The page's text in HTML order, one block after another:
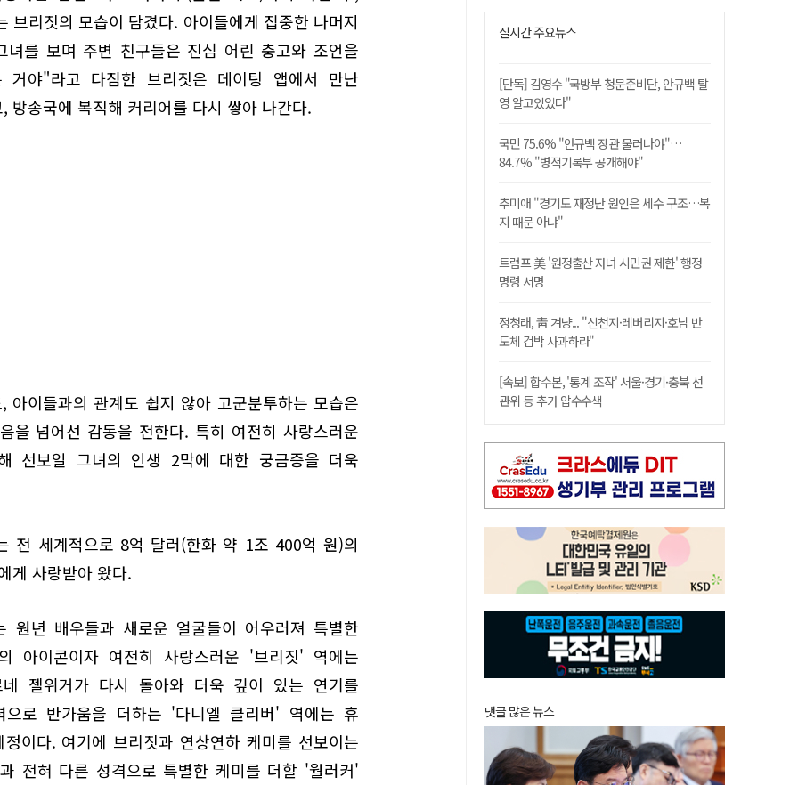
브리짓의 모습이 담겼다. 아이들에게 집중한 나머지
를 보며 주변 친구들은 진심 어린 충고와 조언을
야"라고 다짐한 브리짓은 데이팅 앱에서 만난
방송국에 복직해 커리어를 다시 쌓아 나간다.
아이들과의 관계도 쉽지 않아 고군분투하는 모습은
을 넘어선 감동을 전한다. 특히 여전히 사랑스러운
선보일 그녀의 인생 2막에 대한 궁금증을 더욱
전 세계적으로 8억 달러(한화 약 1조 400억 원)의
게 사랑받아 왔다.
원년 배우들과 새로운 얼굴들이 어우러져 특별한
아이콘이자 여전히 사랑스러운 '브리짓' 역에는
젤위거가 다시 돌아와 더욱 깊이 있는 연기를
으로 반가움을 더하는 '다니엘 클리버' 역에는 휴
이다. 여기에 브리짓과 연상연하 케미를 선보이는
전혀 다른 성격으로 특별한 케미를 더할 '월러커'
실시간 주요뉴스
[단독] 김영수 "국방부 청문준비단, 안규백 탈
영 알고있었다"
국민 75.6% "안규백 장관 물러나야"…
84.7% "병적기록부 공개해야"
추미애 "경기도 재정난 원인은 세수 구조…복
지 때문 아냐"
트럼프 美 '원정출산 자녀 시민권 제한' 행정
명령 서명
정청래, 靑 겨냥... "신천지·레버리지·호남 반
도체 겁박 사과하라"
[속보] 합수본, '통계 조작' 서울·경기·충북 선
관위 등 추가 압수수색
댓글 많은 뉴스